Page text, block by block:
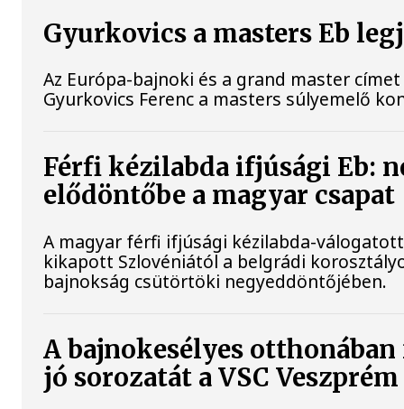
Gyurkovics a masters Eb
Az Európa-bajnoki és a grand master
Gyurkovics Ferenc a masters súlyemelő
Férfi kézilabda ifjúsági Eb:
elődöntőbe a magyar csapat
A magyar férfi ifjúsági kézilabda-
kikapott Szlovéniától a belgrádi
bajnokság csütörtöki negyeddöntőjében.
A bajnokesélyes
jó sorozatát a VSC Veszprém